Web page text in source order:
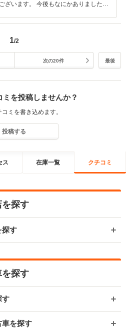
ざいます。 今後もなにかありました
1/2
次の20件 最後
ミを投稿しませんか？
ミを書き込めます。
投稿する
ス 在庫一覧 クチコミ
探す
探す
探す
す
車を探す